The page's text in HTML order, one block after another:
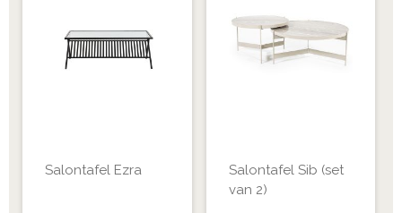
Salontafel Ezra
Salontafel Sib (set
van 2)